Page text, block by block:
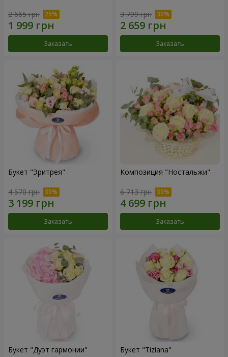
2 665 грн
Заказать
3 799 грн
Заказать
Букет "Эритрея"
4 570 грн
Заказать
Композиция "Ностальжи"
6 713 грн
Заказать
Букет "Дуэт гармонии" Букет "Tiziana"